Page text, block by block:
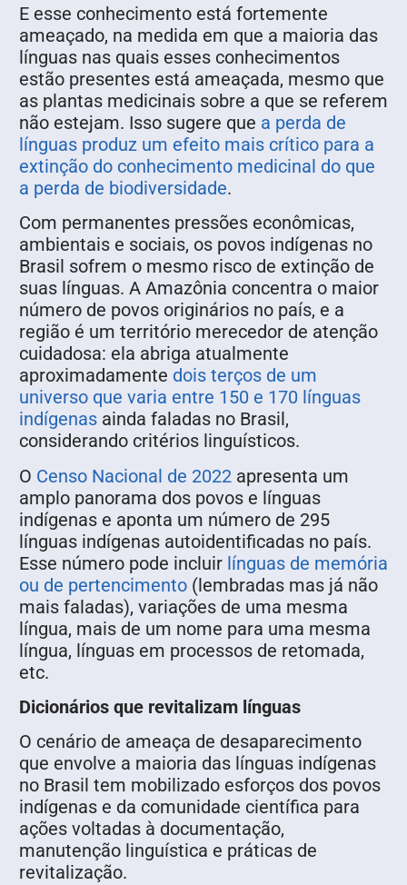
E esse conhecimento está fortemente
ameaçado, na medida em que a maioria das
línguas nas quais esses conhecimentos
estão presentes está ameaçada, mesmo que
as plantas medicinais sobre a que se referem
não estejam. Isso sugere que a perda de
línguas produz um efeito mais crítico para a
extinção do conhecimento medicinal do que
a perda de biodiversidade.
Com permanentes pressões econômicas,
ambientais e sociais, os povos indígenas no
Brasil sofrem o mesmo risco de extinção de
suas línguas. A Amazônia concentra o maior
número de povos originários no país, e a
região é um território merecedor de atenção
cuidadosa: ela abriga atualmente
aproximadamente dois terços de um
universo que varia entre 150 e 170 línguas
indígenas ainda faladas no Brasil,
considerando critérios linguísticos.
O Censo Nacional de 2022 apresenta um
amplo panorama dos povos e línguas
indígenas e aponta um número de 295
línguas indígenas autoidentificadas no país.
Esse número pode incluir línguas de memória
ou de pertencimento (lembradas mas já não
mais faladas), variações de uma mesma
língua, mais de um nome para uma mesma
língua, línguas em processos de retomada,
etc.
Dicionários que revitalizam línguas
O cenário de ameaça de desaparecimento
que envolve a maioria das línguas indígenas
no Brasil tem mobilizado esforços dos povos
indígenas e da comunidade científica para
ações voltadas à documentação,
manutenção linguística e práticas de
revitalização.